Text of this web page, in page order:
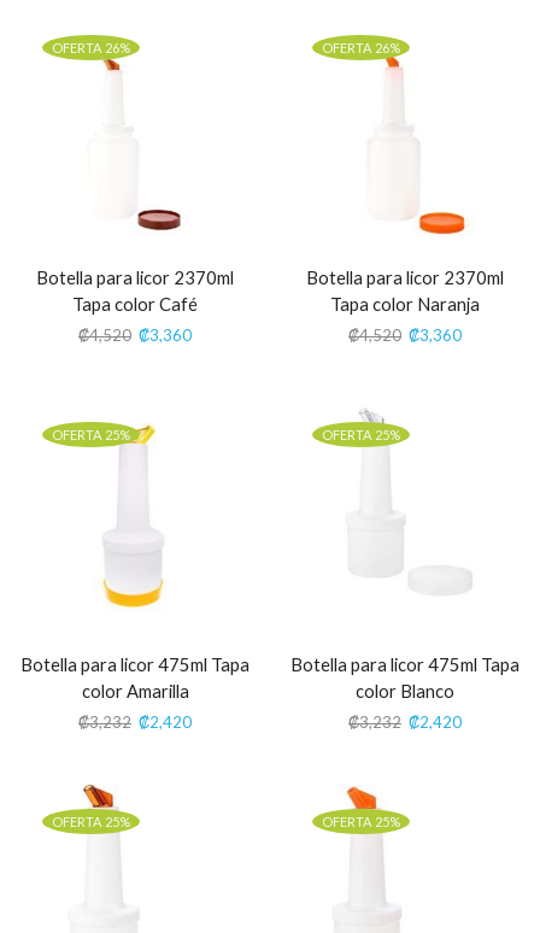
OFERTA 26%
Botella para licor 2370ml
Tapa color Café
₡4,520 ₡3,360
OFERTA 26%
Botella para licor 2370ml
Tapa color Naranja
₡4,520 ₡3,360
OFERTA 25%
Botella para licor 475ml Tapa
color Amarilla
₡3,232 ₡2,420
OFERTA 25%
Botella para licor 475ml Tapa
color Blanco
₡3,232 ₡2,420
OFERTA 25% OFERTA 25%